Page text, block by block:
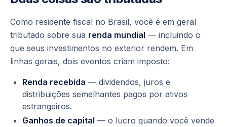
Como residente fiscal no Brasil, você é em geral
tributado sobre sua renda mundial — incluindo o
que seus investimentos no exterior rendem. Em
linhas gerais, dois eventos criam imposto:
Renda recebida — dividendos, juros e
distribuições semelhantes pagos por ativos
estrangeiros.
Ganhos de capital — o lucro quando você vende